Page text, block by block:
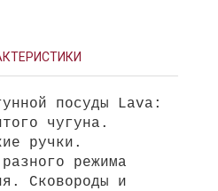
посуды Lava:
чугуна.
ручки.
режима
Сковороды и